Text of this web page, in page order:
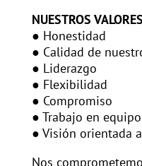
NUESTROS VALORES
● Honestidad
● Calidad de
● Liderazgo
● Flexibilidad
● Compromiso
● Trabajo en equipo
● Visión orientada
Nos